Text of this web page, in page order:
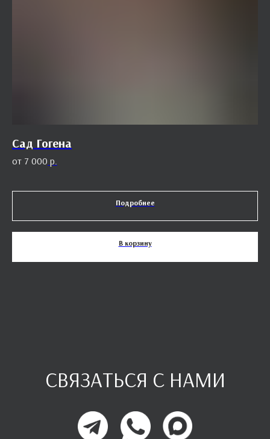
Сад Гогена
7 000 р.
Подробнее
В корзину
СВЯЗАТЬСЯ С НАМИ